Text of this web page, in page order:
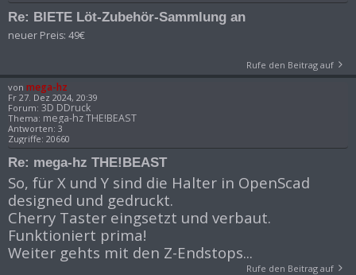
Re: BIETE Löt-Zubehör-Sammlung an
neuer Preis: 49€
Rufe den Beitrag auf
von mega-hz
Fr 27. Dez 2024, 20:39
Forum: 3D DDruck
Thema: mega-hz THE!BEAST
Antworten: 3
Zugriffe: 20660
Re: mega-hz THE!BEAST
So, für X und Y sind die Halter in OpenScad
designed und gedruckt.
Cherry Taster eingsetzt und verbaut.
Funktioniert prima!
Weiter gehts mit den Z-Endstops...
Rufe den Beitrag auf